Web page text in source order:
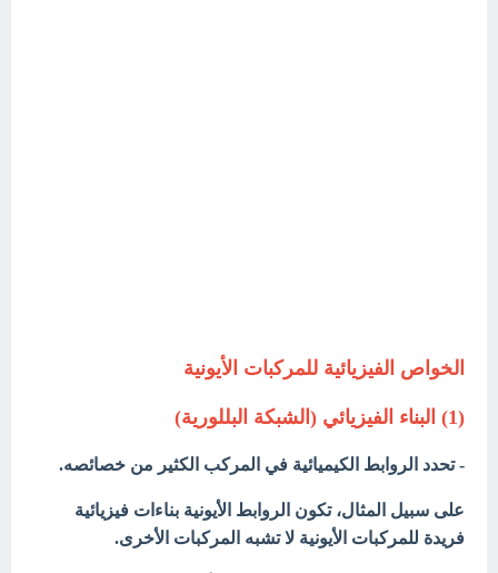
الخواص الفيزيائية للمركبات الأيونية
(1) البناء الفيزيائي (الشبكة البللورية)
- تحدد الروابط الكيميائية في المركب الكثير من خصائصه.
على سبيل المثال، تكون الروابط الأيونية بناءات فيزيائية
فريدة للمركبات الأيونية لا تشبه المركبات الأخرى.